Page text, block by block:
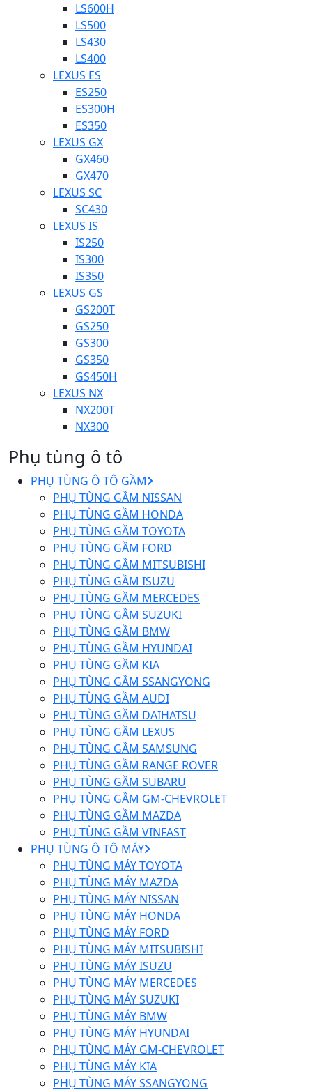
LS600H
LS500
LS430
LS400
LEXUS ES
ES250
ES300H
ES350
LEXUS GX
GX460
GX470
LEXUS SC
SC430
LEXUS IS
IS250
IS300
IS350
LEXUS GS
GS200T
GS250
GS300
GS350
GS450H
LEXUS NX
NX200T
NX300
Phụ tùng ô tô
PHỤ TÙNG Ô TÔ GẦM
PHỤ TÙNG GẦM NISSAN
PHỤ TÙNG GẦM HONDA
PHỤ TÙNG GẦM TOYOTA
PHỤ TÙNG GẦM FORD
PHỤ TÙNG GẦM MITSUBISHI
PHỤ TÙNG GẦM ISUZU
PHỤ TÙNG GẦM MERCEDES
PHỤ TÙNG GẦM SUZUKI
PHỤ TÙNG GẦM BMW
PHỤ TÙNG GẦM HYUNDAI
PHỤ TÙNG GẦM KIA
PHỤ TÙNG GẦM SSANGYONG
PHỤ TÙNG GẦM AUDI
PHỤ TÙNG GẦM DAIHATSU
PHỤ TÙNG GẦM LEXUS
PHỤ TÙNG GẦM SAMSUNG
PHỤ TÙNG GẦM RANGE ROVER
PHỤ TÙNG GẦM SUBARU
PHỤ TÙNG GẦM GM-CHEVROLET
PHỤ TÙNG GẦM MAZDA
PHỤ TÙNG GẦM VINFAST
PHỤ TÙNG Ô TÔ MÁY
PHỤ TÙNG MÁY TOYOTA
PHỤ TÙNG MÁY MAZDA
PHỤ TÙNG MÁY NISSAN
PHỤ TÙNG MÁY HONDA
PHỤ TÙNG MÁY FORD
PHỤ TÙNG MÁY MITSUBISHI
PHỤ TÙNG MÁY ISUZU
PHỤ TÙNG MÁY MERCEDES
PHỤ TÙNG MÁY SUZUKI
PHỤ TÙNG MÁY BMW
PHỤ TÙNG MÁY HYUNDAI
PHỤ TÙNG MÁY GM-CHEVROLET
PHỤ TÙNG MÁY KIA
PHỤ TÙNG MÁY SSANGYONG